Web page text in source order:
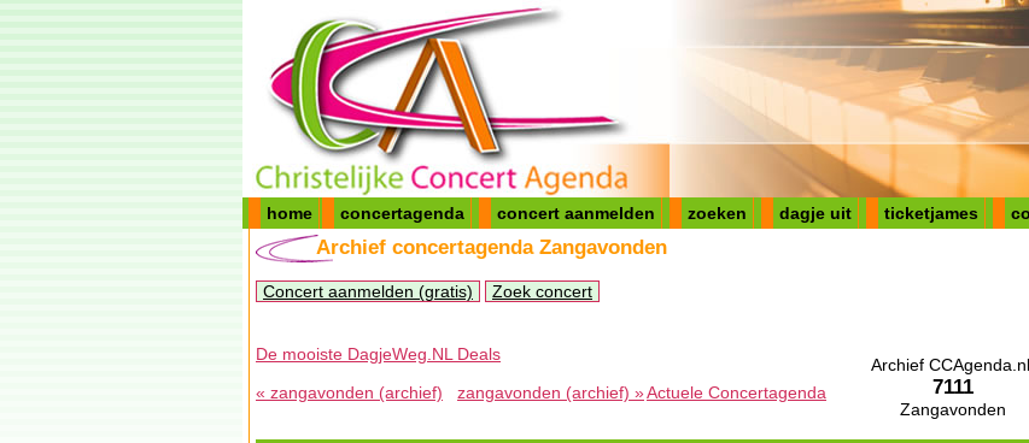
home concertagenda concert aanmelden zoeken dagje uit ticketjames
Archief concertagenda Zangavonden
Concert aanmelden (gratis) Zoek concert
Archief
7111
Zangavonden
De mooiste DagjeWeg.NL Deals
« zangavonden (archief)
zangavonden (archief) »Actuele Concertagenda